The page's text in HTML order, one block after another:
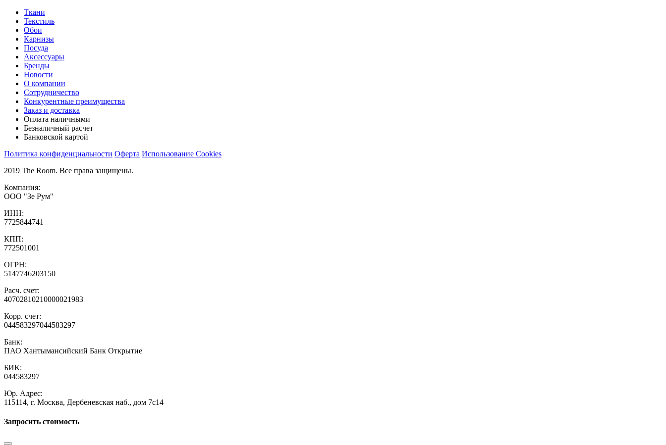
Ткани
Текстиль
Обои
Карнизы
Посуда
Аксессуары
Бренды
Новости
О компании
Сотрудничество
Конкурентные преимущества
Заказ и доставка
Оплата наличными
Безналичный расчет
Банковской картой
Политика конфиденциальности Оферта Использование Cookies
2019 The Room. Все права защищены.
Компания:
ООО "Зе Рум"
ИНН:
7725844741
КПП:
772501001
ОГРН:
5147746203150
Расч. счет:
40702810210000021983
Корр. счет:
044583297044583297
Банк:
ПАО Хантымансийский Банк Открытие
БИК:
044583297
Юр. Адрес:
115114, г. Москва, Дербеневская наб., дом 7с14
Запросить стоимость